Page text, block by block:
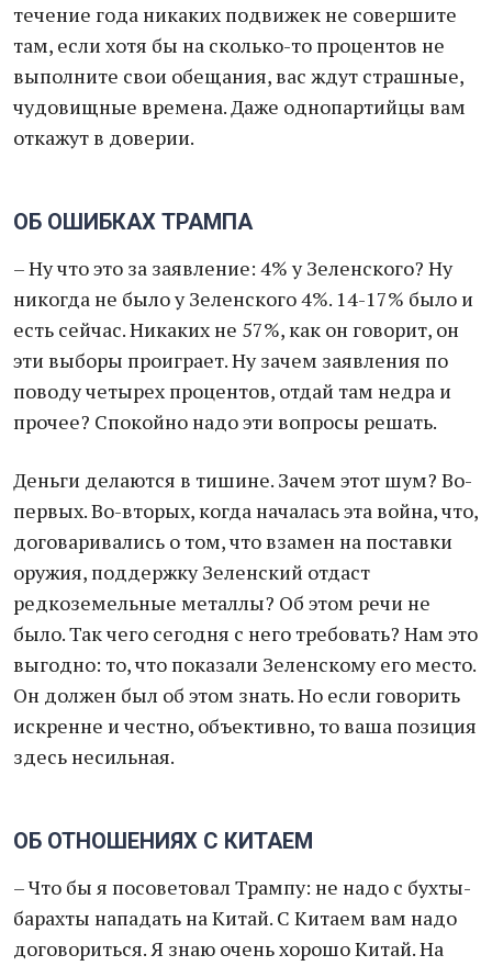
течение года никаких подвижек не совершите
там, если хотя бы на сколько-то процентов не
выполните свои обещания, вас ждут страшные,
чудовищные времена. Даже однопартийцы вам
откажут в доверии.
ОБ ОШИБКАХ ТРАМПА
– Ну что это за заявление: 4% у Зеленского? Ну
никогда не было у Зеленского 4%. 14-17% было и
есть сейчас. Никаких не 57%, как он говорит, он
эти выборы проиграет. Ну зачем заявления по
поводу четырех процентов, отдай там недра и
прочее? Спокойно надо эти вопросы решать.
Деньги делаются в тишине. Зачем этот шум? Во-
первых. Во-вторых, когда началась эта война, что,
договаривались о том, что взамен на поставки
оружия, поддержку Зеленский отдаст
редкоземельные металлы? Об этом речи не
было. Так чего сегодня с него требовать? Нам это
выгодно: то, что показали Зеленскому его место.
Он должен был об этом знать. Но если говорить
искренне и честно, объективно, то ваша позиция
здесь несильная.
ОБ ОТНОШЕНИЯХ С КИТАЕМ
– Что бы я посоветовал Трампу: не надо с бухты-
барахты нападать на Китай. С Китаем вам надо
договориться. Я знаю очень хорошо Китай. На